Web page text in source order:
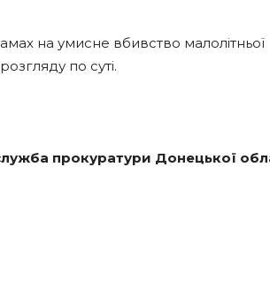
на умисне вбивство малолітньої
по суті.
прокуратури Донецької